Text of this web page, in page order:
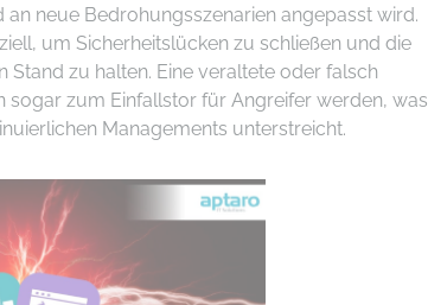
neue Bedrohungsszenarien angepasst wird.
um Sicherheitslücken zu schließen und die
Stand zu halten. Eine veraltete oder falsch
sogar zum Einfallstor für Angreifer werden, was
Managements unterstreicht.